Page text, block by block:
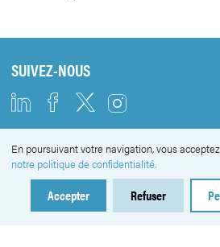
SUIVEZ-NOUS
NEWSLETTER
En poursuivant votre navigation, vous
notre politique de confidentialité.
Accepter Refuser